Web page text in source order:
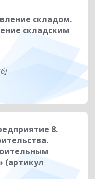
складом.
складским
8.
(артикул